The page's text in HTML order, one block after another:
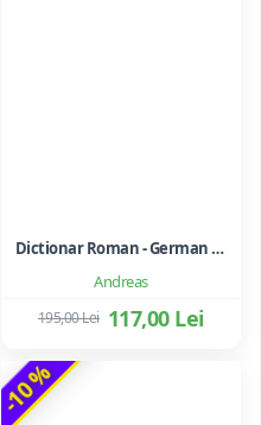
Andreas
Dictionar Roman - German - Mihai Anutei
117,00 Lei
195,00 Lei
-10 %